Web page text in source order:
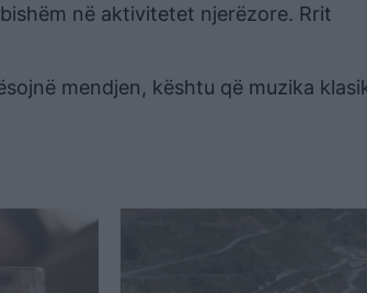
në aktivitetet njerëzore. Rrit
mendjen, kështu që muzika